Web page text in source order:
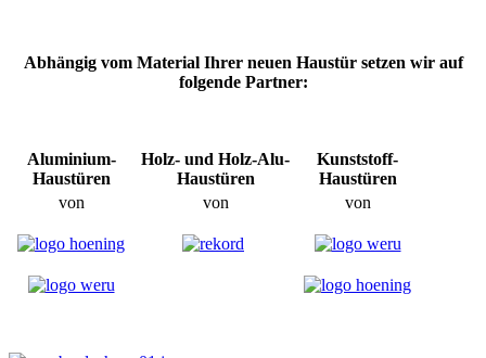
Abhängig vom Material Ihrer neuen Haustür setzen wir auf
folgende Partner:
Aluminium-
Haustüren
Holz- und Holz-Alu-
Haustüren
Kunststoff-
Haustüren
von
von von